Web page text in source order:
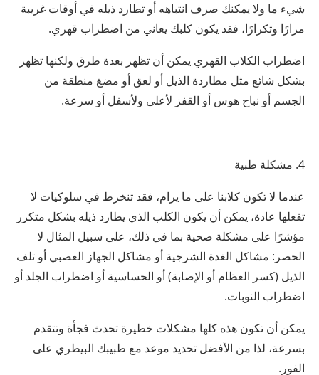
شيء ما ولا يمكنك صرف انتباهه أو تطارد ذيله في أوقات غريبة
مرارًا وتكرارًا، فقد يكون كلبك يعاني من اضطراب قهري.
اضطراب الكلاب القهري يمكن أن تظهر بعدة طرق ولكنها تظهر
بشكل شائع مثل مطاردة الذيل أو لعق أو مضغ منطقة من
الجسم أو نباح هوس أو القفز لأعلى ولأسفل أو سرعة.
4. مشكلة طبية
عندما لا تكون كلابنا على ما يرام، فقد تنخرط في سلوكيات لا
تفعلها عادة، يمكن أن يكون الكلب الذي يطارد ذيله بشكل متكرر
مؤشرًا على مشكلة صحية بما في ذلك، على سبيل المثال لا
الحصر: مشاكل الغدة الشرجية أو مشاكل الجهاز العصبي أو تلف
الذيل (كسر العظام أو الإصابة) أو الحساسية أو اضطراب الجلد أو
اضطراب النوبات.
يمكن أن تكون هذه كلها مشكلات خطيرة تحدث فجأة وتتقدم
بسرعة، لذا من الأفضل تحديد موعد مع طبيبك البيطري على
الفور.